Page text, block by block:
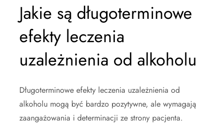
Jakie są długoterminowe
efekty leczenia
uzależnienia od alkoholu
Długoterminowe efekty leczenia uzależnienia od
alkoholu mogą być bardzo pozytywne, ale wymagają
zaangażowania i determinacji ze strony pacjenta.